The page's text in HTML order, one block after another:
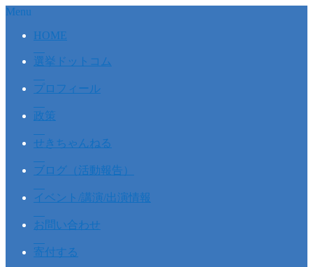
Menu
HOME
選挙ドットコム
プロフィール
政策
せきちゃんねる
ブログ（活動報告）
イベント/講演/出演情報
お問い合わせ
寄付する